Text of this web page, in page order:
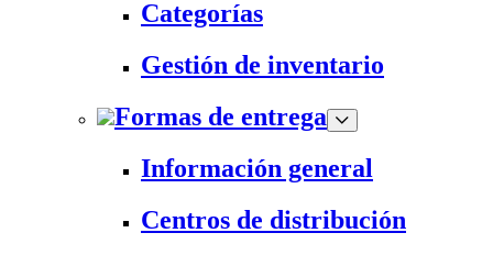
Categorías
Gestión de inventario
Formas de entrega
Información general
Centros de distribución